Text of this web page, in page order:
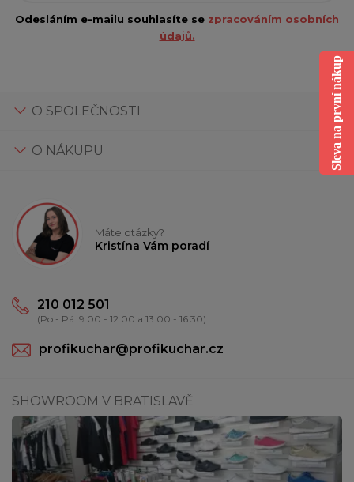
Odesláním e-mailu souhlasíte se zpracováním osobních
údajů.
O SPOLEČNOSTI
O NÁKUPU
Máte otázky?
Kristína Vám poradí
210 012 501
(Po - Pá: 9:00 - 12:00 a 13:00 - 16:30)
profikuchar@profikuchar.cz
SHOWROOM V BRATISLAVĚ
Sleva na první nákup